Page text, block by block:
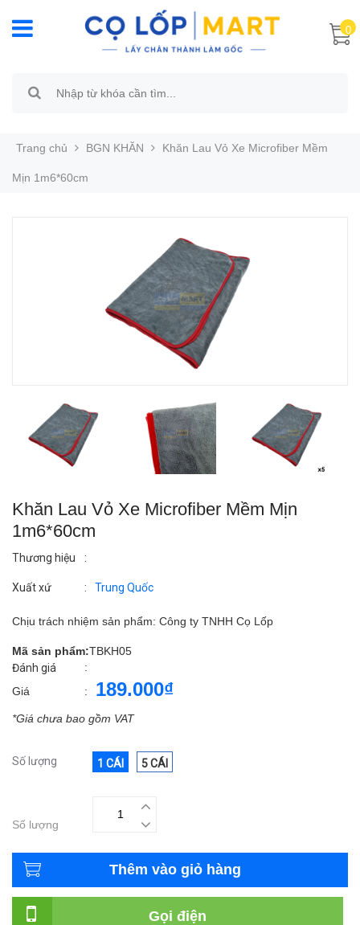
0
Trang chủ BGN KHĂN Khăn Lau Vỏ Xe Microfiber Mềm
Mịn 1m6*60cm
Khăn Lau Vỏ Xe Microfiber Mềm Mịn
1m6*60cm
Thương hiệu :
Xuất xứ : Trung Quốc
Chịu trách nhiệm sản phẩm: Công ty TNHH Cọ Lốp
Mã sản phẩm:TBKH05
Đánh giá
:
Giá
: 189.000₫
*Giá chưa bao gồm VAT
Số lượng 1 CÁI 5 CÁI
Số lượng
Thêm vào giỏ hàng
Gọi điện